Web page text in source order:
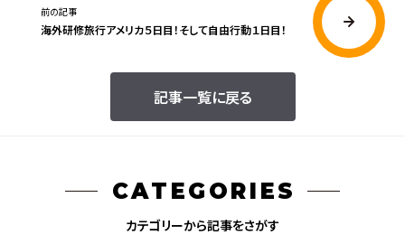
記事一覧に戻る
前の記事
海外研修旅行アメリカ５日目！そして自由行動１日目！
CATEGORIES
カテゴリーから記事をさがす